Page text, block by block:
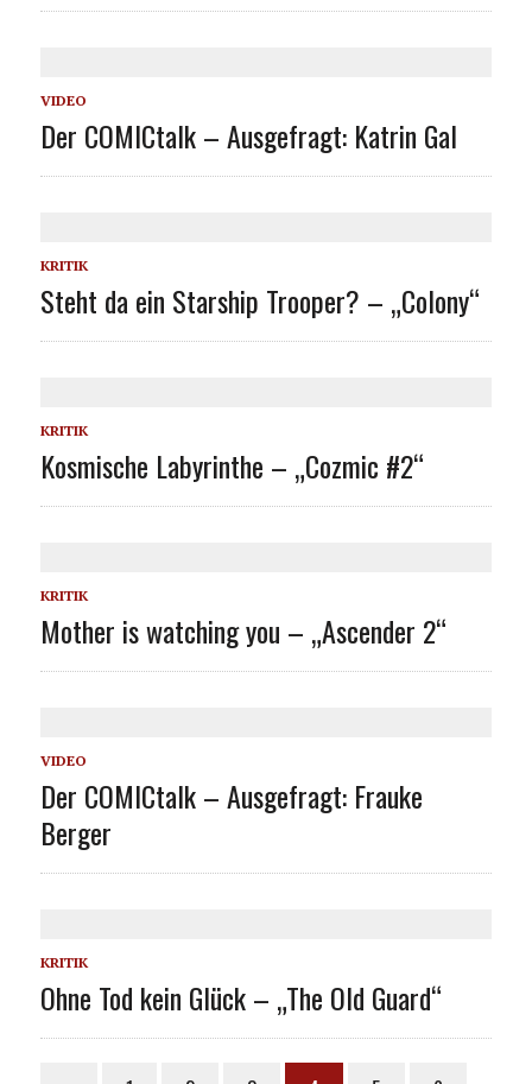
VIDEO
Der COMICtalk – Ausgefragt: Katrin Gal
KRITIK
Steht da ein Starship Trooper? – „Colony“
KRITIK
Kosmische Labyrinthe – „Cozmic #2“
KRITIK
Mother is watching you – „Ascender 2“
VIDEO
Der COMICtalk – Ausgefragt: Frauke
Berger
KRITIK
Ohne Tod kein Glück – „The Old Guard“